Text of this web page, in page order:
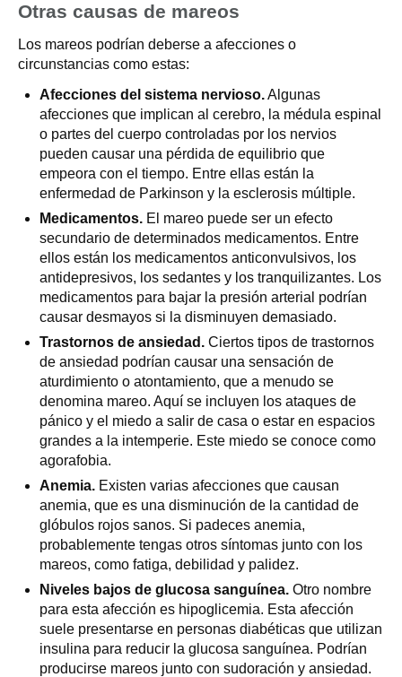
Otras causas de mareos
Los mareos podrían deberse a afecciones o
circunstancias como estas:
Afecciones del sistema nervioso.Algunas
afecciones que implican al cerebro, la médula espinal
o partes del cuerpo controladas por los nervios
pueden causar una pérdida de equilibrio que
empeora con el tiempo. Entre ellas están la
enfermedad de Parkinson y la esclerosis múltiple.
Medicamentos. El mareo puede ser un efecto
secundario de determinados medicamentos. Entre
ellos están los medicamentos anticonvulsivos, los
antidepresivos, los sedantes y los tranquilizantes. Los
medicamentos para bajar la presión arterial podrían
causar desmayos si la disminuyen demasiado.
Trastornos de ansiedad. Ciertos tipos de trastornos
de ansiedad podrían causar una sensación de
aturdimiento o atontamiento, que a menudo se
denomina mareo. Aquí se incluyen los ataques de
pánico y el miedo a salir de casa o estar en espacios
grandes a la intemperie. Este miedo se conoce como
agorafobia.
Anemia. Existen varias afecciones que causan
anemia, que es una disminución de la cantidad de
glóbulos rojos sanos. Si padeces anemia,
probablemente tengas otros síntomas junto con los
mareos, como fatiga, debilidad y palidez.
Niveles bajos de glucosa sanguínea. Otro nombre
para esta afección es hipoglicemia. Esta afección
suele presentarse en personas diabéticas que utilizan
insulina para reducir la glucosa sanguínea. Podrían
producirse mareos junto con sudoración y ansiedad.